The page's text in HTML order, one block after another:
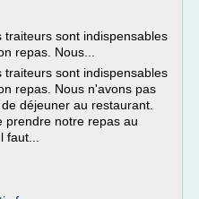
sont indispensables
repas. Nous...
sont indispensables
repas. Nous n'avons pas
déjeuner au restaurant.
prendre notre repas au